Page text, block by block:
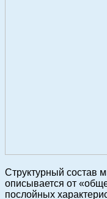
Структурный состав
описывается от
послойных